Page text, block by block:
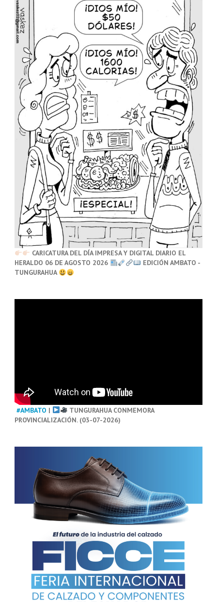
CARICATURA DEL DÍA IMPRESA Y DIGITAL DIARIO EL
HERALDO 06 DE AGOSTO 2026
EDICIÓN AMBATO -
TUNGURAHUA
#AMBATO |
TUNGURAHUA CONMEMORA
PROVINCIALIZACIÓN. (03-07-2026)